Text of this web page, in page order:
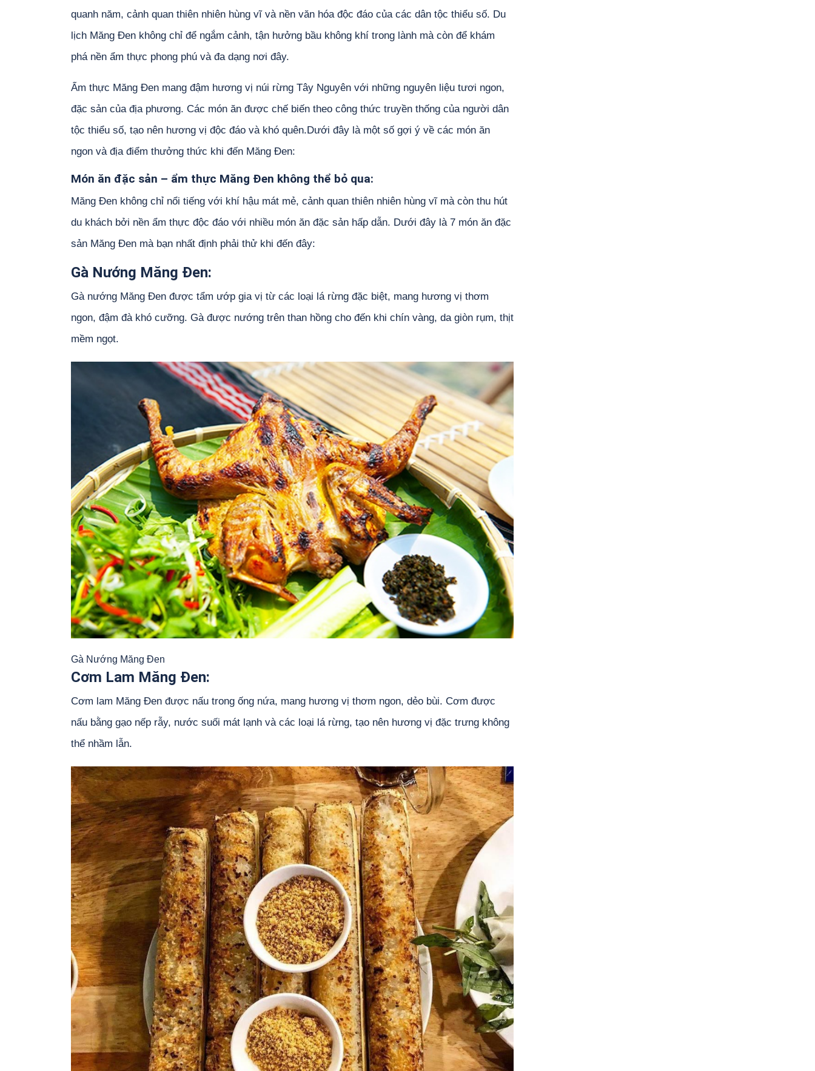
quanh năm, cảnh quan thiên nhiên hùng vĩ và nền văn hóa độc đáo của các dân tộc thiểu số. Du
lịch Măng Đen không chỉ để ngắm cảnh, tận hưởng bầu không khí trong lành mà còn để khám
phá nền ẩm thực phong phú và đa dạng nơi đây.
Ẩm thực Măng Đen mang đậm hương vị núi rừng Tây Nguyên với những nguyên liệu tươi ngon,
đặc sản của địa phương. Các món ăn được chế biến theo công thức truyền thống của người dân
tộc thiểu số, tạo nên hương vị độc đáo và khó quên.Dưới đây là một số gợi ý về các món ăn
ngon và địa điểm thưởng thức khi đến Măng Đen:
Món ăn đặc sản – ẩm thực Măng Đen không thể bỏ qua:
Măng Đen không chỉ nổi tiếng với khí hậu mát mẻ, cảnh quan thiên nhiên hùng vĩ mà còn thu hút
du khách bởi nền ẩm thực độc đáo với nhiều món ăn đặc sản hấp dẫn. Dưới đây là 7 món ăn đặc
sản Măng Đen mà bạn nhất định phải thử khi đến đây:
Gà Nướng Măng Đen:
Gà nướng Măng Đen được tẩm ướp gia vị từ các loại lá rừng đặc biệt, mang hương vị thơm
ngon, đậm đà khó cưỡng. Gà được nướng trên than hồng cho đến khi chín vàng, da giòn rụm, thịt
mềm ngọt.
Gà Nướng Măng Đen
Cơm Lam Măng Đen:
Cơm lam Măng Đen được nấu trong ống nứa, mang hương vị thơm ngon, dẻo bùi. Cơm được
nấu bằng gạo nếp rẫy, nước suối mát lạnh và các loại lá rừng, tạo nên hương vị đặc trưng không
thể nhầm lẫn.